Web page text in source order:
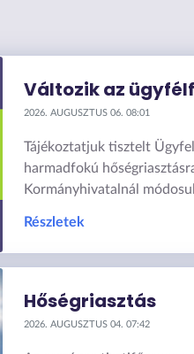
Változik az
2026. AUGUSZTUS 06. 08:01
Tájékoztatjuk tisztelt
harmadfokú
Kormányhivatalnál
Részletek
Hőségriasztás
2026. AUGUSZTUS 04. 07:42